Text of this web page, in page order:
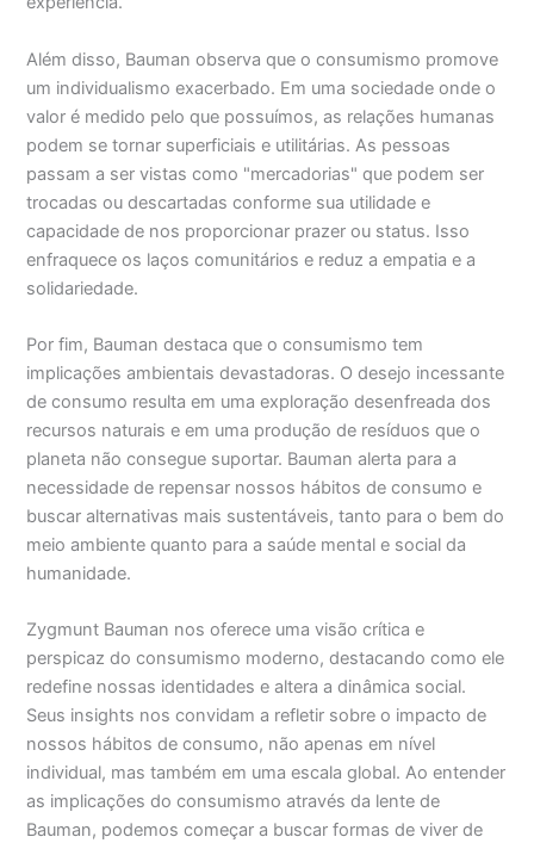
Além disso, Bauman observa que o consumismo promove
um individualismo exacerbado. Em uma sociedade onde o
valor é medido pelo que possuímos, as relações humanas
podem se tornar superficiais e utilitárias. As pessoas
passam a ser vistas como "mercadorias" que podem ser
trocadas ou descartadas conforme sua utilidade e
capacidade de nos proporcionar prazer ou status. Isso
enfraquece os laços comunitários e reduz a empatia e a
solidariedade.
Por fim, Bauman destaca que o consumismo tem
implicações ambientais devastadoras. O desejo incessante
de consumo resulta em uma exploração desenfreada dos
recursos naturais e em uma produção de resíduos que o
planeta não consegue suportar. Bauman alerta para a
necessidade de repensar nossos hábitos de consumo e
buscar alternativas mais sustentáveis, tanto para o bem do
meio ambiente quanto para a saúde mental e social da
humanidade.
Zygmunt Bauman nos oferece uma visão crítica e
perspicaz do consumismo moderno, destacando como ele
redefine nossas identidades e altera a dinâmica social.
Seus insights nos convidam a refletir sobre o impacto de
nossos hábitos de consumo, não apenas em nível
individual, mas também em uma escala global. Ao entender
as implicações do consumismo através da lente de
Bauman, podemos começar a buscar formas de viver de